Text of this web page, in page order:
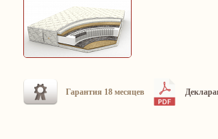
Гарантия 18 месяцев